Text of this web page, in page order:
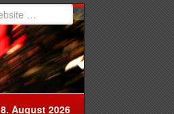
8. August 2026